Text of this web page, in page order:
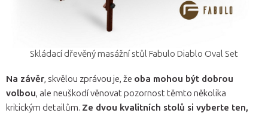
Skládací dřevěný masážní stůl Fabulo Diablo Oval Set
Na závěr, skvělou zprávou je, že oba mohou být dobrou
volbou, ale neuškodí věnovat pozornost těmto několika
kritickým detailům. Ze dvou kvalitních stolů si vyberte ten,